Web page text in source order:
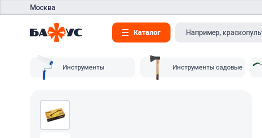
Москва
Каталог
Инструменты Инструменты садовые